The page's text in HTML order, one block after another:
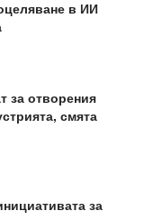
в ИИ
за отворения
смята
за